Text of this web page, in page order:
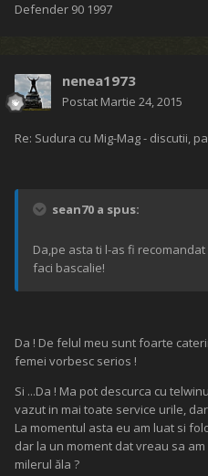
Defender 90 1997
nenea1973
Postat Martie 24, 2015
Re: Sudura cu Mig-Mag - discutii,
sean70 a spus:
Da,pe asta ti l-as fi
faci bascalie!
Da ! De felul meu sunt foarte
femei vorbesc serios !
Si ...Da ! Ma pot descurca cu
vazut in mai toate service urile,
La momentul asta eu am luat si
dar la un moment dat vreau sa am
milerul ăla ?